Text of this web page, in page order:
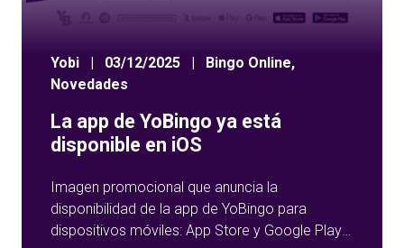
Yobi | 03/12/2025 | Bingo Online,
Novedades
La app de YoBingo ya está
disponible en iOS
Imagen promocional que anuncia la
disponibilidad de la app de YoBingo para
dispositivos móviles: App Store y Google Play